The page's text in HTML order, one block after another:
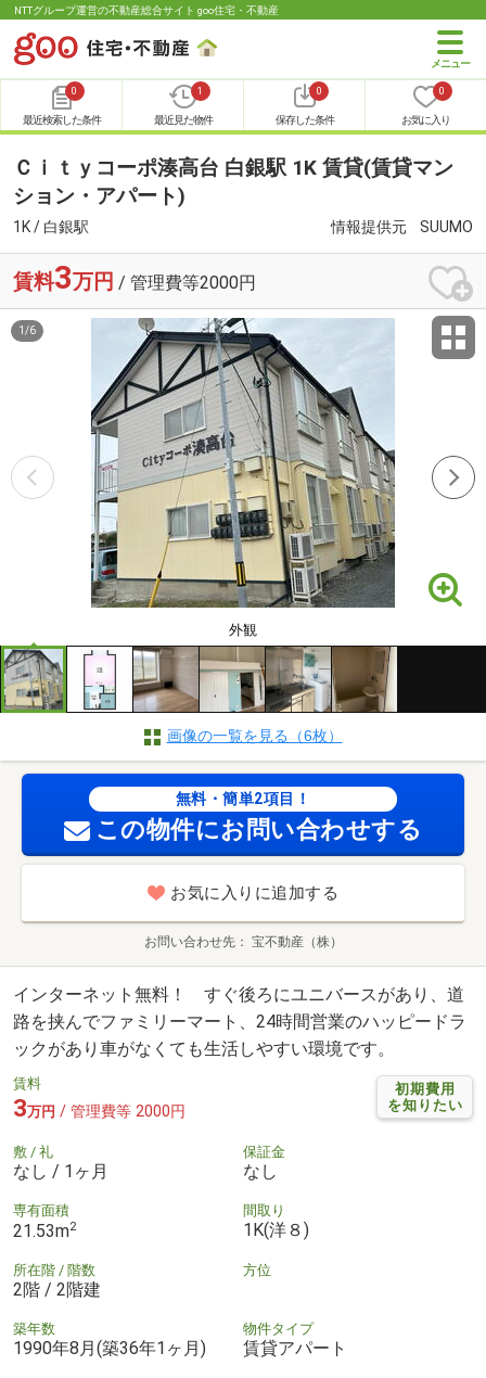
NTTグループ運営の不動産総合サイト goo住宅・不動産
0
最近検索した条件
1
最近見た物件
0
保存した条件
0
お気に入り
Ｃｉｔｙコーポ湊高台 白銀駅 1K 賃貸(賃貸マン
ション・アパート)
1K / 白銀駅 情報提供元 SUUMO
賃料3万円 / 管理費等2000円
外観
1 /6
画像の一覧を見る（6枚）
無料・簡単2項目！
この物件にお問い合わせする
お気に入りに追加する
お問い合わせ先 宝不動産（株）
インターネット無料！ すぐ後ろにユニバースがあり、道
路を挟んでファミリーマート、24時間営業のハッピードラ
ックがあり車がなくても生活しやすい環境です。
初期費用
を知りたい
賃料
3万円 / 管理費等 2000円
敷 / 礼
なし / 1ヶ月
保証金
なし
専有面積
21.53m2
間取り
1K(洋８)
所在階 / 階数
2階 / 2階建
方位
築年数
1990年8月(築36年1ヶ月)
物件タイプ
賃貸アパート